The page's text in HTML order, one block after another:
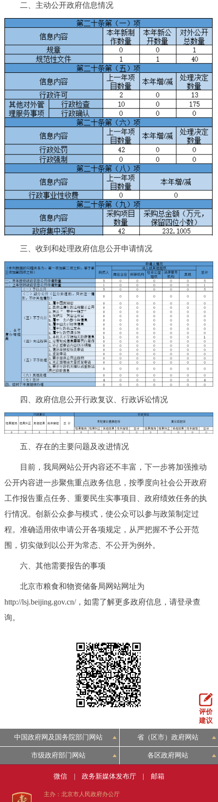
二、主动公开政府信息情况
三、收到和处理政府信息公开申请情况
四、政府信息公开行政复议、行政诉讼情况
五、存在的主要问题及改进情况
目前，我局网站公开内容还不丰富，下一步将加强推动
公开内容进一步聚焦重点政务信息，按季度向社会公开政府
工作报告重点任务、重要民生实事项目、政府绩效任务的执
行情况。创新公众参与模式，使公众可以参与政策制定过
程。准确适用依申请公开各项规定，从严把握不予公开范
围，切实做到以公开为常态、不公开为例外。
六、其他需要报告的事项
北京市粮食和物资储备局网站网址为
http://lsj.beijing.gov.cn/，如需了解更多政府信息，请登录查
询。
评价
建议
中国政府网及国务院部门网站 省（区市）政府网站
市级政府部门网站 各区政府网站
微信 政务新媒体发布厅 邮箱
主办：北京市人民政府办公厅